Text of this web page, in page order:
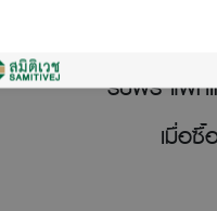
รับฟรี แพ็ก
เมื่อ